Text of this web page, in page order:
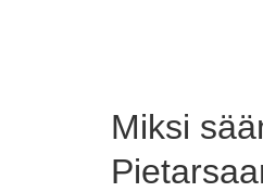
Miksi